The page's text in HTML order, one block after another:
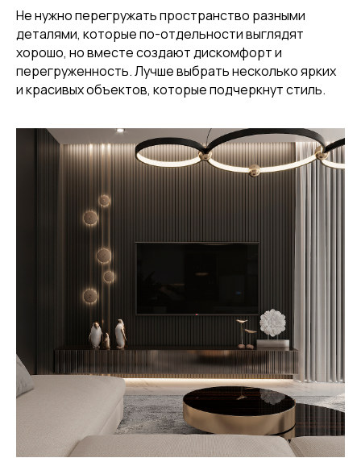
Не нужно перегружать пространство разными
деталями, которые по-отдельности выглядят
хорошо, но вместе создают дискомфорт и
перегруженность. Лучше выбрать несколько ярких
и красивых объектов, которые подчеркнут стиль.
interiors
+7 (903) 260-34-65 Консультация
INFO@SALOMATINA.DESIGN